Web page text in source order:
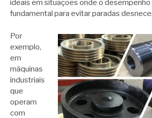
ideais em situações onde o desempenho
fundamental para evitar paradas
Por
exemplo,
em
máquinas
industriais
que
operam
com